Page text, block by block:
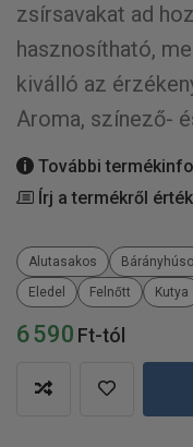
6 590 Ft-tól
zsírsavakat ad
hasznosítható,
kiválló az
Aroma, színező-
További
Írj a termékről
Alutasakos
Eledel
Felnőtt Kutya